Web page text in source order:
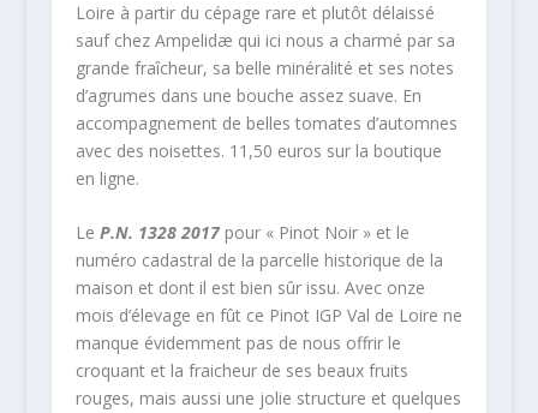
Loire à partir du cépage rare et plutôt délaissé
sauf chez Ampelidæ qui ici nous a charmé par sa
grande fraîcheur, sa belle minéralité et ses notes
d’agrumes dans une bouche assez suave. En
accompagnement de belles tomates d’automnes
avec des noisettes. 11,50 euros sur la boutique
en ligne.
Le P.N. 1328 2017pour « Pinot Noir » et le
numéro cadastral de la parcelle historique de la
maison et dont il est bien sûr issu. Avec onze
mois d’élevage en fût ce Pinot IGP Val de Loire ne
manque évidemment pas de nous offrir le
croquant et la fraicheur de ses beaux fruits
rouges, mais aussi une jolie structure et quelques